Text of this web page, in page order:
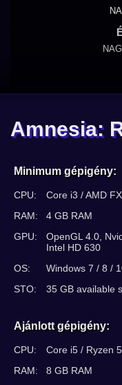
Amnesia:
Minimum gépigény:
CPU:
Core i3 / AMD
RAM:
4 GB RAM
GPU:
OpenGL 4.0,
Intel HD 630
OS:
Windows 7 / 8 /
STO:
35 GB available
Ajánlott gépigény:
CPU:
Core i5 / Ryzen 5
RAM:
8 GB RAM